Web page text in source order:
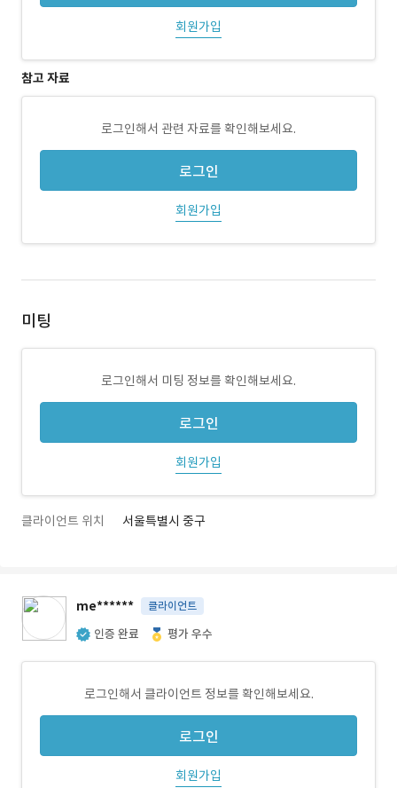
회원가입
참고 자료
로그인해서 관련 자료를 확인해보세요.
로그인
회원가입
미팅
로그인해서 미팅 정보를 확인해보세요.
로그인
회원가입
클라이언트 위치 서울특별시 중구
me****** 클라이언트
인증 완료 평가 우수
로그인해서 클라이언트 정보를 확인해보세요.
로그인
회원가입